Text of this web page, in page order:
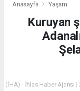
Anasayfa Yaşam
Kuruyan
(İHA) - İhlas Haber Ajansı |